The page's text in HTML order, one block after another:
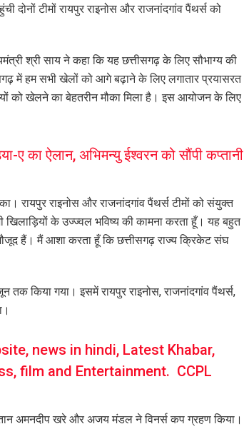
टीमों रायपुर राइनोस और राजनांदगांव पैंथर्स को
श्री साय ने कहा कि यह छत्तीसगढ़ के लिए सौभाग्य की
में हम सभी खेलों को आगे बढ़ाने के लिए लगातार प्रयासरत
को खेलने का बेहतरीन मौका मिला है। इस आयोजन के लिए
ए का ऐलान, अभिमन्यु ईश्वरन को सौंपी कप्तानी
रायपुर राइनोस और राजनांदगांव पैंथर्स टीमों को संयुक्त
खिलाड़ियों के उज्ज्वल भविष्य की कामना करता हूँ। यह बहुत
हैं। मैं आशा करता हूँ कि छत्तीसगढ़ राज्य क्रिकेट संघ
किया गया। इसमें रायपुर राइनोस, राजनांदगांव पैंथर्स,
news in hindi, Latest Khabar,
film and Entertainment. CCPL
अमनदीप खरे और अजय मंडल ने विनर्स कप ग्रहण किया।